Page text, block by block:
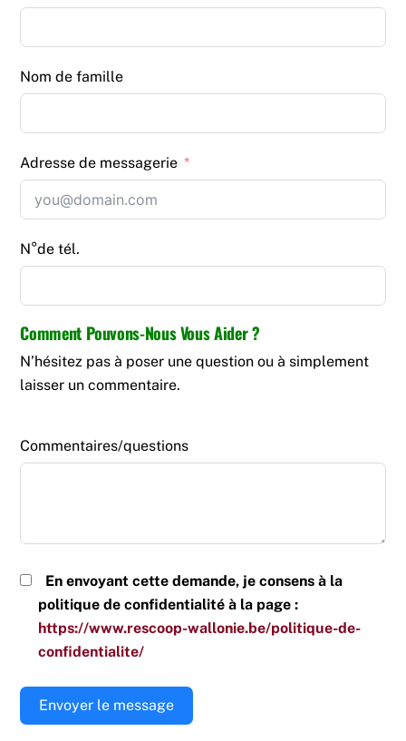
Nom de famille
Adresse de messagerie
N°de tél.
Comment Pouvons-Nous Vous Aider ?
N’hésitez pas à poser une question ou à simplement
laisser un commentaire.
Commentaires/questions
En envoyant cette demande, je consens à la
politique de confidentialité à la page :
https://www.rescoop-wallonie.be/politique-de-
confidentialite/
Envoyer le message